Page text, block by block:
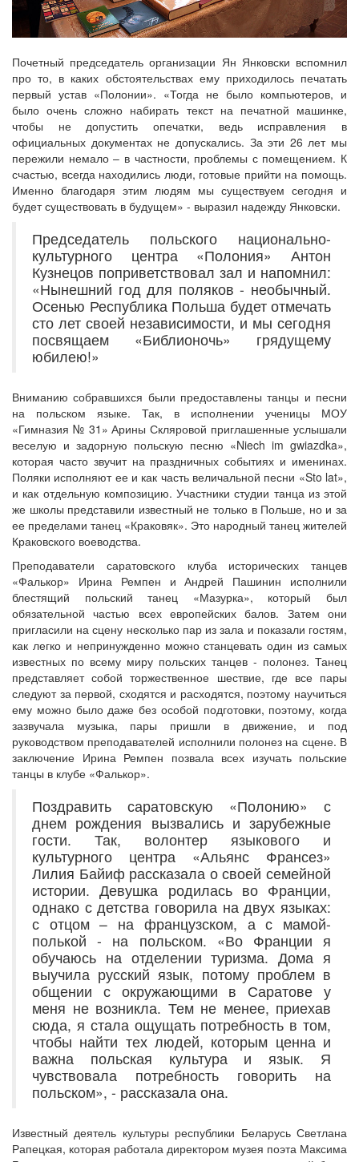
Почетный председатель организации Ян Янковски вспомнил
про то, в каких обстоятельствах ему приходилось печатать
первый устав «Полонии». «Тогда не было компьютеров, и
было очень сложно набирать текст на печатной машинке,
чтобы не допустить опечатки, ведь исправления в
официальных документах не допускались. За эти 26 лет мы
пережили немало – в частности, проблемы с помещением. К
счастью, всегда находились люди, готовые прийти на помощь.
Именно благодаря этим людям мы существуем сегодня и
будет существовать в будущем» - выразил надежду Янковски.
Председатель польского национально-
культурного центра «Полония» Антон
Кузнецов поприветствовал зал и напомнил:
«Нынешний год для поляков - необычный.
Осенью Республика Польша будет отмечать
сто лет своей независимости, и мы сегодня
посвящаем «Библионочь» грядущему
юбилею!»
Вниманию собравшихся были предоставлены танцы и песни
на польском языке. Так, в исполнении ученицы МОУ
«Гимназия № 31» Арины Скляровой приглашенные услышали
веселую и задорную польскую песню «Niech im gwiazdka»,
которая часто звучит на праздничных событиях и именинах.
Поляки исполняют ее и как часть величальной песни «Sto lat»,
и как отдельную композицию. Участники студии танца из этой
же школы представили известный не только в Польше, но и за
ее пределами танец «Краковяк». Это народный танец жителей
Краковского воеводства.
Преподаватели саратовского клуба исторических танцев
«Фалькор» Ирина Ремпен и Андрей Пашинин исполнили
блестящий польский танец «Мазурка», который был
обязательной частью всех европейских балов. Затем они
пригласили на сцену несколько пар из зала и показали гостям,
как легко и непринужденно можно станцевать один из самых
известных по всему миру польских танцев - полонез. Танец
представляет собой торжественное шествие, где все пары
следуют за первой, сходятся и расходятся, поэтому научиться
ему можно было даже без особой подготовки, поэтому, когда
зазвучала музыка, пары пришли в движение, и под
руководством преподавателей исполнили полонез на сцене. В
заключение Ирина Ремпен позвала всех изучать польские
танцы в клубе «Фалькор».
Поздравить саратовскую «Полонию» с
днем рождения вызвались и зарубежные
гости. Так, волонтер языкового и
культурного центра «Альянс Франсез»
Лилия Байиф рассказала о своей семейной
истории. Девушка родилась во Франции,
однако с детства говорила на двух языках:
с отцом – на французском, а с мамой-
полькой - на польском. «Во Франции я
обучаюсь на отделении туризма. Дома я
выучила русский язык, потому проблем в
общении с окружающими в Саратове у
меня не возникла. Тем не менее, приехав
сюда, я стала ощущать потребность в том,
чтобы найти тех людей, которым ценна и
важна польская культура и язык. Я
чувствовала потребность говорить на
польском», - рассказала она.
Известный деятель культуры республики Беларусь Светлана
Рапецкая, которая работала директором музея поэта Максима